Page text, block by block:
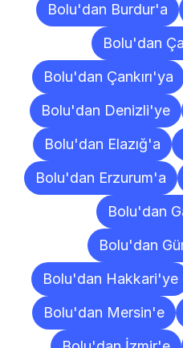
Bolu'dan Burdur'a
Bolu'dan
Bolu'dan Çankırı'ya
Bolu'dan Denizli'ye
Bolu'dan Elazığ'a
Bolu'dan Erzurum'a
Bolu'dan
Bolu'dan
Bolu'dan Hakkari'ye
Bolu'dan Mersin'e